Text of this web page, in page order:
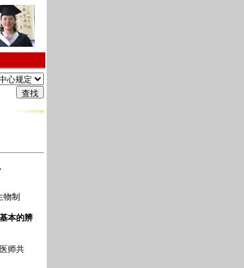
考试及相关通知;
制
本的辨
师共